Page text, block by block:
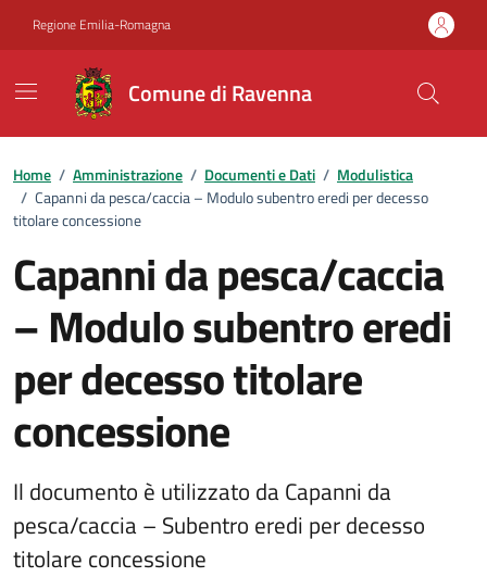
Regione Emilia-Romagna
Comune di Ravenna
Home / Amministrazione / Documenti e Dati / Modulistica
/ Capanni da pesca/caccia – Modulo subentro eredi per decesso
titolare concessione
Capanni da pesca/caccia
– Modulo subentro eredi
per decesso titolare
concessione
Il documento è utilizzato da Capanni da
pesca/caccia – Subentro eredi per decesso
titolare concessione